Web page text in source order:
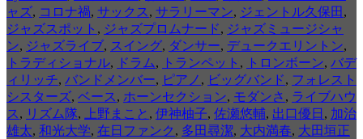
ャズ, コロナ禍, サックス , サラリーマン, ジェントル久保田 ,
ジャズスポット , ジャズプロムナード, ジャズミュージシャ
ン, ジャズライブ, スイング, ダンサー, デュークエリントン,
トラディショナル, ドラム, トランペット , トロンボーン, バデ
ィリッチ, バンドメンバー, ピアノ , ビッグバンド, フォレスト
シスターズ, ベース , ホーンセクション, モダンさ , ライブハウ
ス , リズム隊, 上野まこと , 伊神柚子, 佐瀬悠輔, 出口優日 , 加治
雄太, 和光大学, 在日ファンク , 多田尋潔, 大内満春, 大田垣正